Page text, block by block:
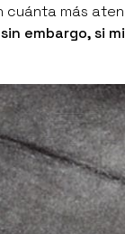
cuánta más
embargo, si